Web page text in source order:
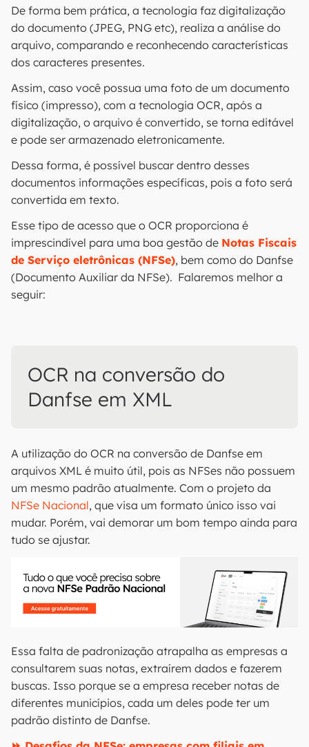
De forma bem prática, a tecnologia faz digitalização
do documento (JPEG, PNG etc), realiza a análise do
arquivo, comparando e reconhecendo características
dos caracteres presentes.
Assim, caso você possua uma foto de um documento
físico (impresso), com a tecnologia OCR, após a
digitalização, o arquivo é convertido, se torna editável
e pode ser armazenado eletronicamente.
Dessa forma, é possível buscar dentro desses
documentos informações específicas, pois a foto será
convertida em texto.
Esse tipo de acesso que o OCR proporciona é
imprescindível para uma boa gestão de Notas Fiscais
de Serviço eletrônicas (NFSe), bem como do Danfse
(Documento Auxiliar da NFSe). Falaremos melhor a
seguir:
OCR na conversão do
Danfse em XML
A utilização do OCR na conversão de Danfse em
arquivos XML é muito útil, pois as NFSes não possuem
um mesmo padrão atualmente. Com o projeto da
NFSe Nacional, que visa um formato único isso vai
mudar. Porém, vai demorar um bom tempo ainda para
tudo se ajustar.
Essa falta de padronização atrapalha as empresas a
consultarem suas notas, extraírem dados e fazerem
buscas. Isso porque se a empresa receber notas de
diferentes municípios, cada um deles pode ter um
padrão distinto de Danfse.